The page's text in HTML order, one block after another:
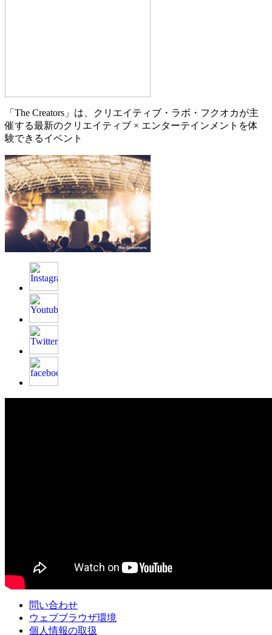
「The Creators」は、クリエイティブ・ラボ・フクオカが主
催する最新のクリエイティブ × エンターテインメントを体
験できるイベント
問い合わせ
ウェブブラウザ環境
個人情報の取扱